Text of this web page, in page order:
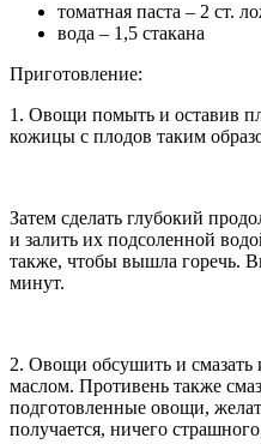
томатная паста – 2 ст.
вода – 1,5 стакана
Приготовление:
1. Овощи помыть и оставив
кожицы с плодов таким
Затем сделать глубокий
и залить их подсоленной
также, чтобы вышла горечь.
минут.
2. Овощи обсушить и смазать
маслом. Противень также
подготовленные овощи,
получается, ничего